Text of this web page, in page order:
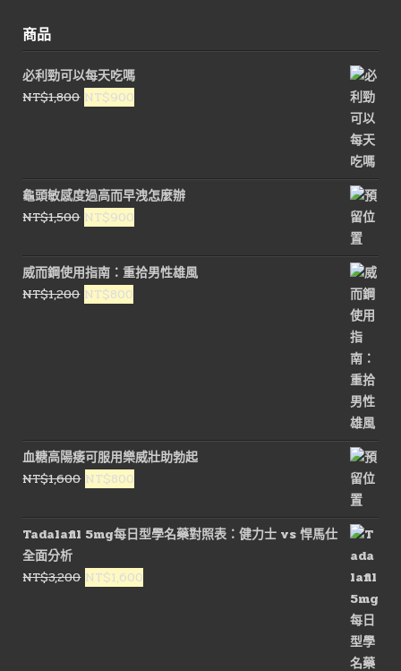
商品
必利勁可以每天吃嗎
NT$1,800 原
NT$1,800。
NT$900
NT$900。
龜頭敏感度過高而早洩怎麼辦
NT$1,500 原
價
格：
NT$1,500。
NT$900
價
格：
威而鋼使用指南：重拾男性雄風
NT$1,200 原
NT$800
血糖高陽痿可服用樂威壯助勃起
NT$1,600 原
價
格：
NT$1,600。
NT$800
價
格：
NT$800。
Tadalafil 5mg每日型學名藥對照表：健力士 vs 悍馬仕
全面分析
NT$3,200 原
NT$1,600